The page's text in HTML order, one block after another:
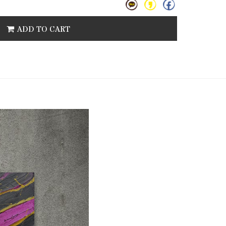
ADD TO CART